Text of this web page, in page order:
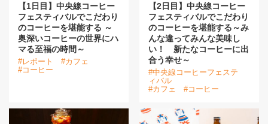
【1日目】中央線コーヒー
フェスティバルでこだわり
のコーヒーを堪能する ～
奥深いコーヒーの世界にハ
マる至福の時間～
#レポート
#カフェ
#コーヒー
【2日目】中央線コーヒー
フェスティバルでこだわり
のコーヒーを堪能する～み
んな違ってみんな美味し
い！ 新たなコーヒーに出
合う幸せ～
#中央線コーヒーフェステ
ィバル
#カフェ
#コーヒー